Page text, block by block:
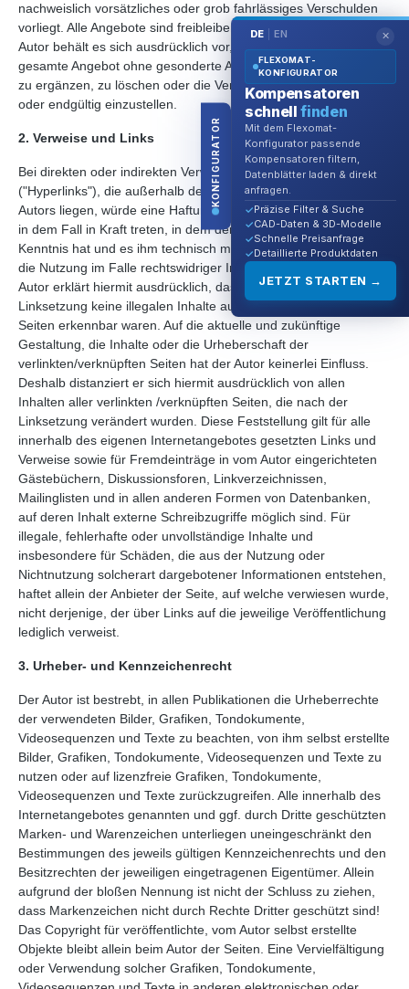
KONFIGURATOR
DE EN ✕
FLEXOMAT-
KONFIGURATOR
Kompensatoren
schnellfinden
Mit dem Flexomat-
Konfigurator passende
Kompensatoren filtern,
Datenblätter laden & direkt
anfragen.
Präzise Filter & Suche
CAD-Daten & 3D-Modelle
Schnelle Preisanfrage
Detaillierte Produktdaten
JETZT STARTEN →
nachweislich vorsätzliches oder grob fahrlässiges Verschulden
vorliegt. Alle Angebote sind freibleibend und unverbindlich. Der
Autor behält es sich ausdrücklich vor, Teile der Seiten oder das
gesamte Angebot ohne gesonderte Ankündigung zu verändern,
zu ergänzen, zu löschen oder die Veröffentlichung zeitweise
oder endgültig einzustellen.
2. Verweise und Links
Bei direkten oder indirekten Verweisen auf fremde Webseiten
("Hyperlinks"), die außerhalb des Verantwortungsbereiches des
Autors liegen, würde eine Haftungsverpflichtung ausschließlich
in dem Fall in Kraft treten, in dem der Autor von den Inhalten
Kenntnis hat und es ihm technisch möglich und zumutbar wäre,
die Nutzung im Falle rechtswidriger Inhalte zu verhindern. Der
Autor erklärt hiermit ausdrücklich, dass zum Zeitpunkt der
Linksetzung keine illegalen Inhalte auf den zu verlinkenden
Seiten erkennbar waren. Auf die aktuelle und zukünftige
Gestaltung, die Inhalte oder die Urheberschaft der
verlinkten/verknüpften Seiten hat der Autor keinerlei Einfluss.
Deshalb distanziert er sich hiermit ausdrücklich von allen
Inhalten aller verlinkten /verknüpften Seiten, die nach der
Linksetzung verändert wurden. Diese Feststellung gilt für alle
innerhalb des eigenen Internetangebotes gesetzten Links und
Verweise sowie für Fremdeinträge in vom Autor eingerichteten
Gästebüchern, Diskussionsforen, Linkverzeichnissen,
Mailinglisten und in allen anderen Formen von Datenbanken,
auf deren Inhalt externe Schreibzugriffe möglich sind. Für
illegale, fehlerhafte oder unvollständige Inhalte und
insbesondere für Schäden, die aus der Nutzung oder
Nichtnutzung solcherart dargebotener Informationen entstehen,
haftet allein der Anbieter der Seite, auf welche verwiesen wurde,
nicht derjenige, der über Links auf die jeweilige Veröffentlichung
lediglich verweist.
3. Urheber- und Kennzeichenrecht
Der Autor ist bestrebt, in allen Publikationen die Urheberrechte
der verwendeten Bilder, Grafiken, Tondokumente,
Videosequenzen und Texte zu beachten, von ihm selbst erstellte
Bilder, Grafiken, Tondokumente, Videosequenzen und Texte zu
nutzen oder auf lizenzfreie Grafiken, Tondokumente,
Videosequenzen und Texte zurückzugreifen. Alle innerhalb des
Internetangebotes genannten und ggf. durch Dritte geschützten
Marken- und Warenzeichen unterliegen uneingeschränkt den
Bestimmungen des jeweils gültigen Kennzeichenrechts und den
Besitzrechten der jeweiligen eingetragenen Eigentümer. Allein
aufgrund der bloßen Nennung ist nicht der Schluss zu ziehen,
dass Markenzeichen nicht durch Rechte Dritter geschützt sind!
Das Copyright für veröffentlichte, vom Autor selbst erstellte
Objekte bleibt allein beim Autor der Seiten. Eine Vervielfältigung
oder Verwendung solcher Grafiken, Tondokumente,